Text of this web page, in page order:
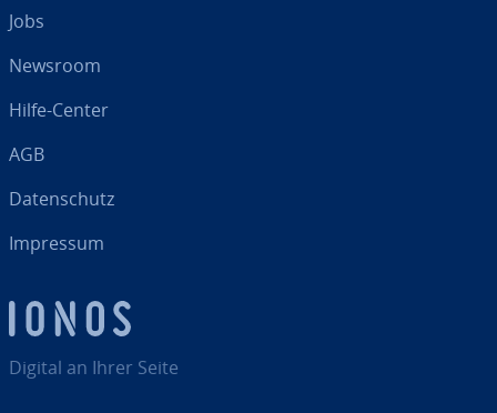
Digital an Ihrer Seite
Jobs
Newsroom
Hilfe-Center
AGB
Da­ten­schutz
Impressum